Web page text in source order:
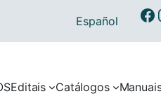
Editais Catálogos
Español